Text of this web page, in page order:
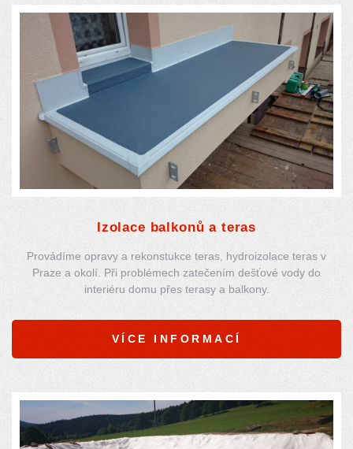
Izolace balkonů a teras
Provádíme opravy a rekonstukce teras, hydroizolace teras v
Praze a okolí. Při problémech zatečením dešťové vody do
interiéru domu přes terasy a balkony.
VÍCE INFORMACÍ